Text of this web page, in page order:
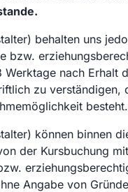
behalten uns
bzw.
Werktage nach Erhalt
zu verständigen,
besteht.
können binnen
der Kursbuchung
Angabe von